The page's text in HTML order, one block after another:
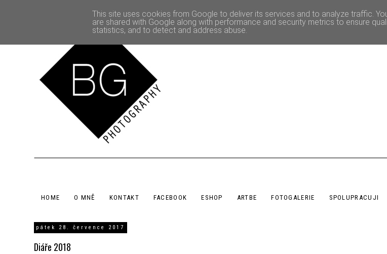
HOME O MNĚ KONTAKT FACEBOOK ESHOP ARTBE FOTOGALERIE SPOLUPRACUJI
pátek 28. července 2017
Diáře 2018
This site uses cookies from Google to deliver its services and to analyze traffic.
are shared with Google along with performance and security metrics to ensure
statistics, and to detect and address abuse.